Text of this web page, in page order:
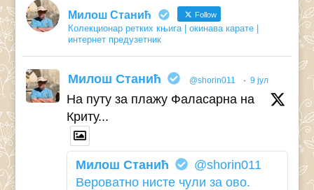
Милош Станић Follow
Колекционар ретких књига | окинава карате |
интернет предузетник
Милош Станић @shorin011 · 9 јул
На путу за плажу Фаласарна на
Криту...
Милош Станић
@shorin011
Вероватно нисте чули за ово.